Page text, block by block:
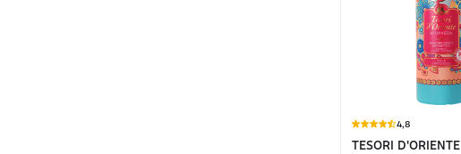
4,8
TESORI D'ORIENTE